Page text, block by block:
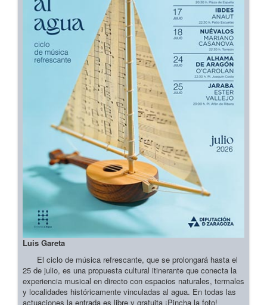
Luis Gareta
El ciclo de música refrescante, que se prolongará hasta el
25 de julio, es una propuesta cultural itinerante que conecta la
experiencia musical en directo con espacios naturales, termales
y localidades históricamente vinculadas al agua. En todas las
actuaciones la entrada es libre y gratuita ¡Pincha la foto!